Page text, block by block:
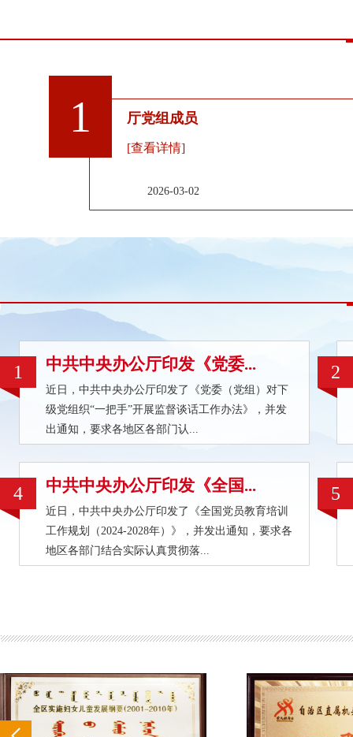
1 厅党组成员
[查看详情]
2026-03-02
1 中共中央办公厅印发《党委...
近日，中共中央办公厅印发了《党委（党组）对下
级党组织“一把手”开展监督谈话工作办法》，并发
出通知，要求各地区各部门认...
2
4 中共中央办公厅印发《全国...
近日，中共中央办公厅印发了《全国党员教育培训
工作规划（2024-2028年）》，并发出通知，要求各
地区各部门结合实际认真贯彻落...
5